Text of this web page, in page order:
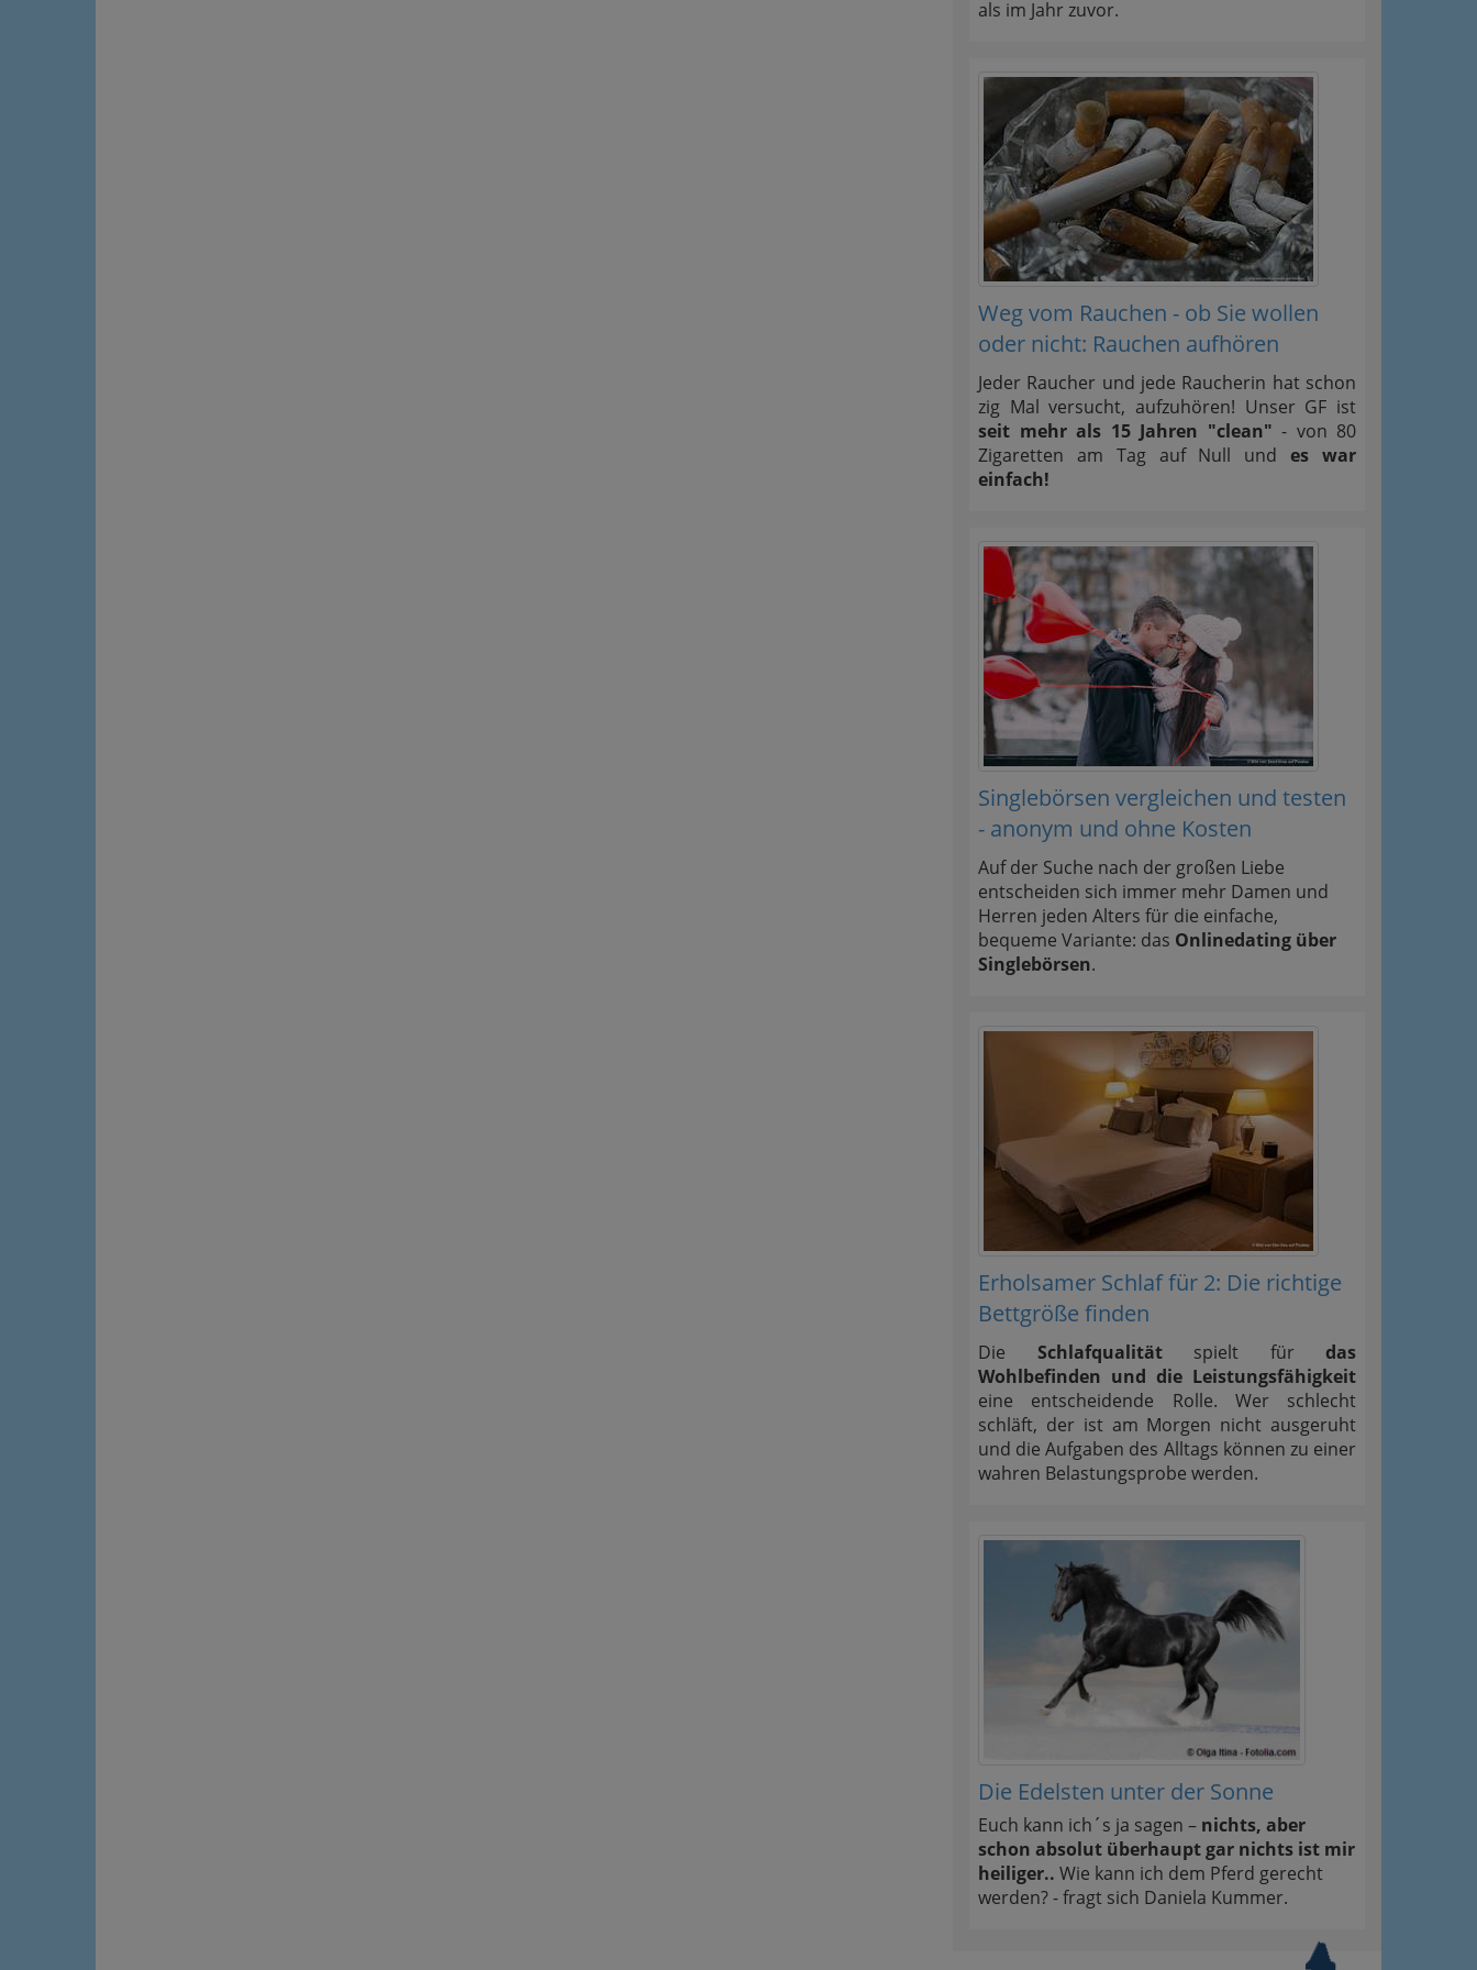
als im Jahr zuvor.
Weg vom Rauchen - ob Sie wollen
oder nicht: Rauchen aufhören
Jeder Raucher und jede Raucherin hat schon
zig Mal versucht, aufzuhören! Unser GF ist
seit mehr als 15 Jahren "clean" - von 80
Zigaretten am Tag auf Null undes war
einfach!
Singlebörsen vergleichen und testen
- anonym und ohne Kosten
Auf der Suche nach der großen Liebe
entscheiden sich immer mehr Damen und
Herren jeden Alters für die einfache,
bequeme Variante: das Onlinedating über
Singlebörsen.
Erholsamer Schlaf für 2: Die richtige
Bettgröße finden
Die Schlafqualitätspielt für das
Wohlbefinden und die Leistungsfähigkeit
eine entscheidende Rolle. Wer schlecht
schläft, der ist am Morgen nicht ausgeruht
und die Aufgaben des Alltags können zu einer
wahren Belastungsprobe werden.
Die Edelsten unter der Sonne
Euch kann ich´s ja sagen – nichts, aber
schon absolut überhaupt gar nichts ist mir
heiliger.. Wie kann ich dem Pferd gerecht
werden? - fragt sich Daniela Kummer.